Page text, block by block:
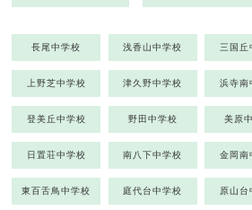
長尾中学校 浅香山中学校 三国丘
上野芝中学校 津久野中学校 浜寺南
登美丘中学校 野田中学校 美原
日置荘中学校 南八下中学校 金岡南
東百舌鳥中学校 庭代台中学校 原山台